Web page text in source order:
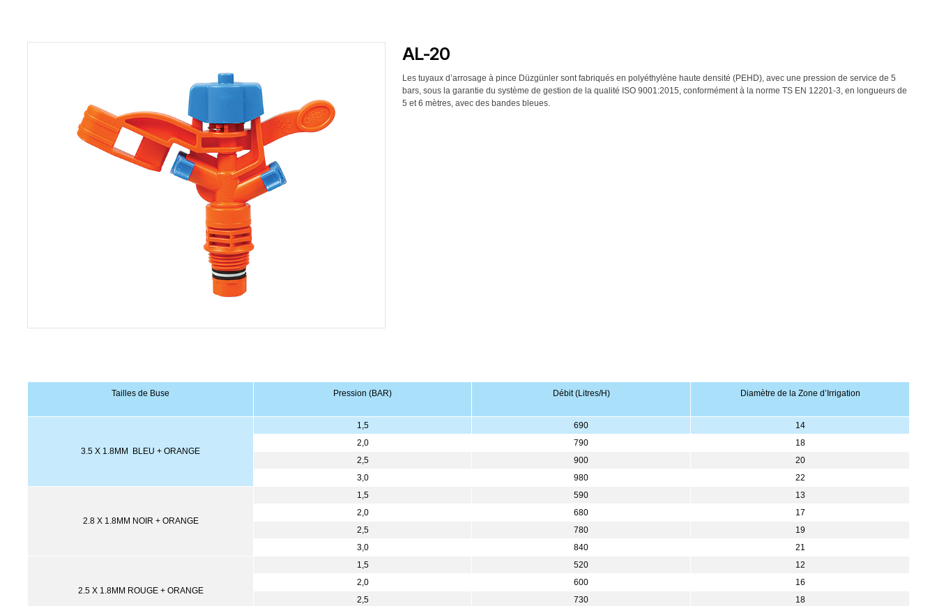
AL-20
Les tuyaux d’arrosage à pince Düzgünler sont fabriqués en polyéthylène haute densité (PEHD), avec une pression de service de 5
bars, sous la garantie du système de gestion de la qualité ISO 9001:2015, conformément à la norme TS EN 12201-3, en longueurs de
5 et 6 mètres, avec des bandes bleues.
Tailles de Buse Pression (BAR) Débit (Litres/H) Diamètre de la Zone d’Irrigation
3.5 X 1.8MM BLEU + ORANGE
1,5 690
14
2,0
790
18
2,5
900
20
3,0
980 22
2.8 X 1.8MM NOIR + ORANGE
1,5 590
13
2,0
680
17
2,5
780
19
3,0
840 21
2.5 X 1.8MM ROUGE + ORANGE
1,5 520
12
2,0
600
16
2,5
730
18